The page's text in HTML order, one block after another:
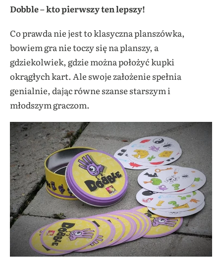
Dobble – kto pierwszy ten lepszy!
Co prawda nie jest to klasyczna planszówka,
bowiem gra nie toczy się na planszy, a
gdziekolwiek, gdzie można położyć kupki
okrągłych kart. Ale swoje założenie spełnia
genialnie, dając równe szanse starszym i
młodszym graczom.